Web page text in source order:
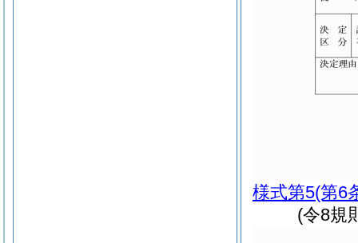
様式第5(第6
(令8規